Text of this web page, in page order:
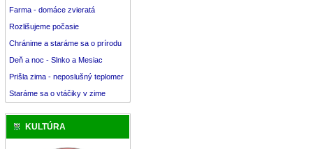
Farma - domáce zvieratá
Rozlišujeme počasie
Chránime a staráme sa o prírodu
Deň a noc - Slnko a Mesiac
Prišla zima - neposlušný teplomer
Staráme sa o vtáčiky v zime
KULTÚRA